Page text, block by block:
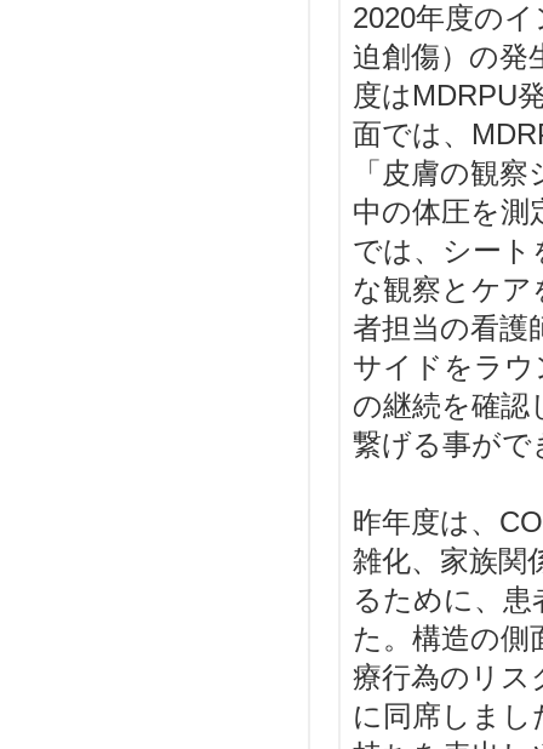
2020年度の
迫創傷）の発
度はMDRPU
面では、
「皮膚の観
中の体圧を測
では、シート
な観察とケア
者担当の看護
サイドをラウ
の継続を確認
繋げる事がで
昨年度は、
雑化、家族関
るために、
た。構造の側
療行為のリス
に同席しま